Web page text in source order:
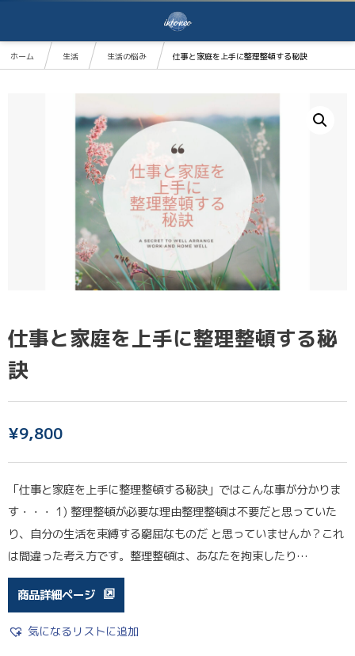
ホーム 生活 生活の悩み 仕事と家庭を上手に整理整頓する秘訣
仕事と家庭を上手に整理整頓する秘
訣
¥9,800
「仕事と家庭を上手に整理整頓する秘訣」ではこんな事が分かりま
す・・・ 1) 整理整頓が必要な理由整理整頓は不要だと思っていた
り、自分の生活を束縛する窮屈なものだ と思っていませんか？これ
は間違った考え方です。整理整頓は、あなたを拘束したり…
商品詳細ページ
気になるリストに追加